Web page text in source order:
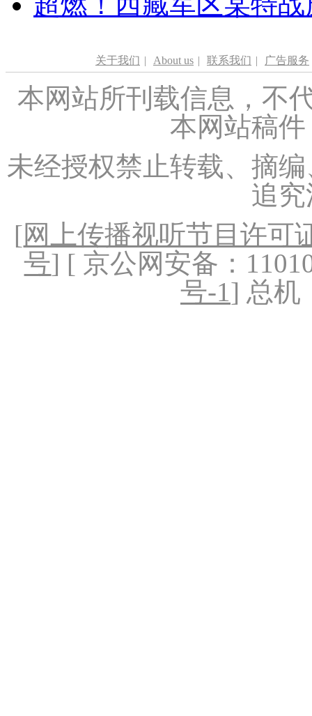
关于我们 | About us | 联系我们 | 广告服务
本网站所刊载信息，不
本网站稿
未经授权禁止转载、摘
追
[网上传播视听节目许可
号] [ 京公网安备：
号-1] 总机